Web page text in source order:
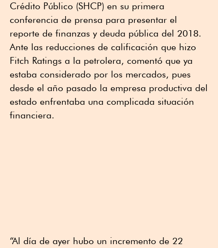
Crédito Público (SHCP) en su primera
conferencia de prensa para presentar el
reporte de finanzas y deuda pública del 2018.
Ante las reducciones de calificación que hizo
Fitch Ratings a la petrolera, comentó que ya
estaba considerado por los mercados, pues
desde el año pasado la empresa productiva del
estado enfrentaba una complicada situación
financiera.
“Al día de ayer hubo un incremento de 22